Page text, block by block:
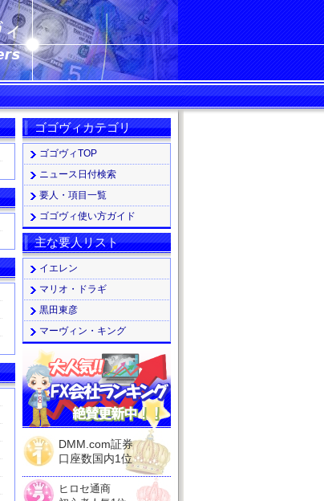
ゴゴヴィカテゴリ
ゴゴヴィTOP
ニュース日付検索
要人・項目一覧
ゴゴヴィ使い方ガイド
主な要人リスト
イエレン
マリオ・ドラギ
黒田東彦
マーヴィン・キング
DMM.com証券
口座数国内1位
ヒロセ通商